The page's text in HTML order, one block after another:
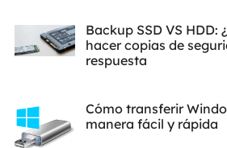
Backup SSD VS HDD:
hacer copias de
respuesta
Cómo transferir
manera fácil y rápida